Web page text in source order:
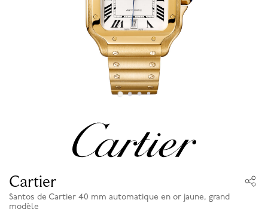
Cartier
Santos de Cartier 40 mm automatique en or jaune, grand
modèle